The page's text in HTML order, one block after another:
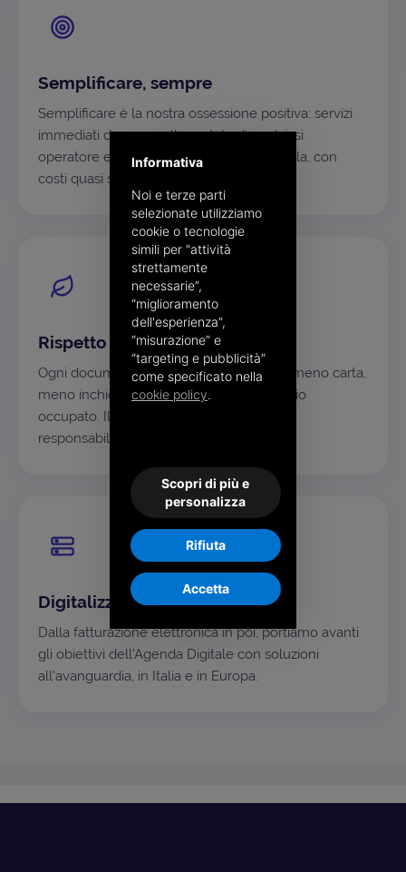
Semplificare, sempre
Semplificare è la nostra ossessione positiva: servizi
immediati da usare, alla portata di qualsiasi
operatore e sostenibili anche su larga scala, con
costi quasi solo variabili.
Rispetto per l'ambiente
Ogni documento non stampato significa meno carta,
meno inchiostro, meno CO₂ e meno spazio
occupato. Il digitale è anche una scelta di
responsabilità.
Digitalizzazione come missione
Dalla fatturazione elettronica in poi, portiamo avanti
gli obiettivi dell'Agenda Digitale con soluzioni
all'avanguardia, in Italia e in Europa.
Informativa
Noi e terze parti
selezionate utilizziamo
cookie o tecnologie
simili per “attività
strettamente
necessarie”,
“miglioramento
dell'esperienza”,
“misurazione” e
“targeting e pubblicità”
come specificato nella
cookie policy.
Scopri di più e
personalizza
Rifiuta
Accetta